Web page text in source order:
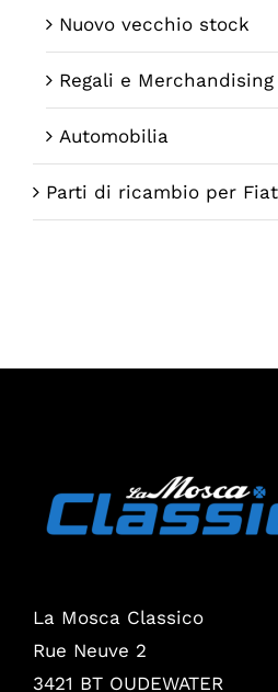
Nuovo vecchio stock
Regali e Merchandising
Automobilia
Parti di ricambio per Fiat
La Mosca Classico
Rue Neuve 2
3421 BT OUDEWATER